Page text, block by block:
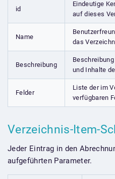
id
Eindeutige
auf dieses
Name
das
Beschreibung
und Inhalte
Felder
Liste der im
verfügbaren
Verzeichnis-Item-
Jeder Eintrag in den
aufgeführten Parameter.